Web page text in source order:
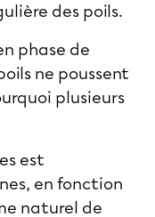
des poils.
phase de
ne poussent
plusieurs
est
en fonction
naturel de